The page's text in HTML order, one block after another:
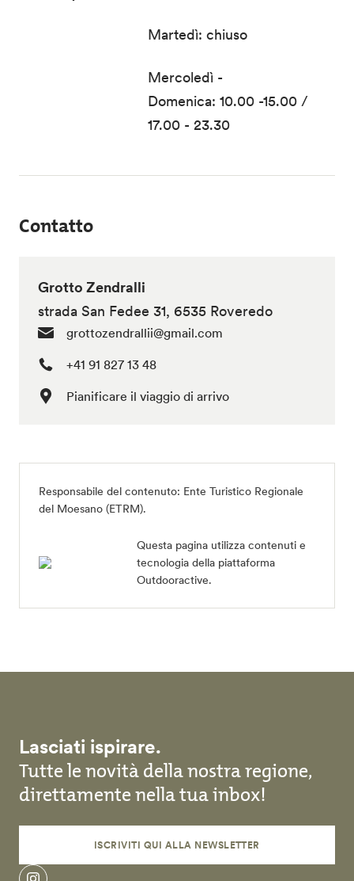
Martedì: chiuso
Mercoledì -
Domenica: 10.00 -15.00 /
17.00 - 23.30
Contatto
Grotto Zendralli
strada San Fedee 31, 6535 Roveredo
grottozendrallii@gmail.com
+41 91 827 13 48
Pianificare il viaggio di arrivo
Responsabile del contenuto: Ente Turistico Regionale
del Moesano (ETRM).
Questa pagina utilizza contenuti e
tecnologia della piattaforma
Outdooractive.
Lasciati ispirare.
Tutte le novità della nostra regione,
direttamente nella tua inbox!
ISCRIVITI QUI ALLA NEWSLETTER